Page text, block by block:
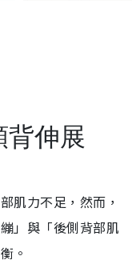
背伸展
肌力不足，然而，
」與「後側背部肌
。